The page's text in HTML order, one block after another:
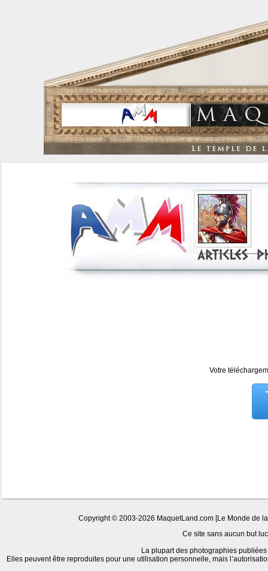
Votre
Copyright © 2003-2026 MaquetLand.com [Le Monde de
Ce site sans aucun but
La plupart des photographies
Elles peuvent être reproduites pour une utilisation personnelle, mais